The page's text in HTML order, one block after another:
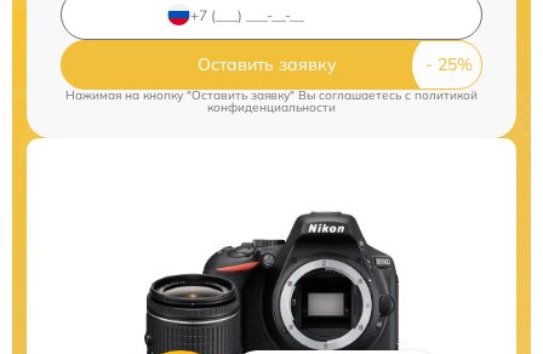
Оставить заявку
Нажимая на кнопку "Оставить заявку" Вы соглашаетесь cполитикой
конфиденциальности